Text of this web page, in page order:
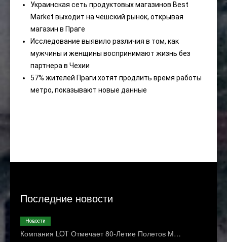
Украинская сеть продуктовых магазинов Best
Market выходит на чешский рынок, открывая
магазин в Праге
Исследование выявило различия в том, как
мужчины и женщины воспринимают жизнь без
партнера в Чехии
57% жителей Праги хотят продлить время работы
метро, ​​показывают новые данные
Последние новости
Компания LOT Отмечает 80-Летие Полетов М…
Новости